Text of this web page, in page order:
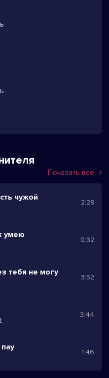
Показать все
чужой
2:28
умею
0:32
тебя не могу
3:52
3:44
1:46